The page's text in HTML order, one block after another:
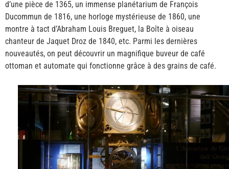
d’une pièce de 1365, un immense planétarium de François
Ducommun de 1816, une horloge mystérieuse de 1860, une
montre à tact d’Abraham Louis Breguet, la Boîte à oiseau
chanteur de Jaquet Droz de 1840, etc. Parmi les dernières
nouveautés, on peut découvrir un magnifique buveur de café
ottoman et automate qui fonctionne grâce à des grains de café.